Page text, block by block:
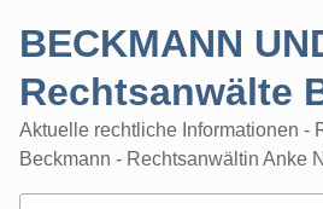
BECKMANN
Rechtsanwälte
Aktuelle rechtliche Informationen -
Beckmann - Rechtsanwältin Anke